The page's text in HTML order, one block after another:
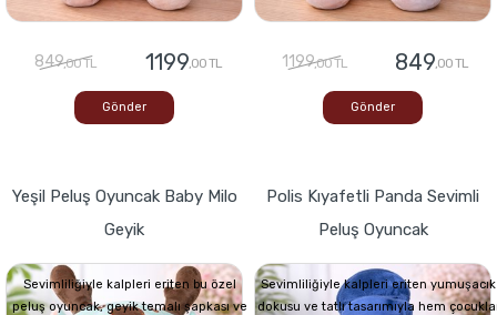
849,00 TL 1199,00 TL
Gönder
1199,00 TL 849,00 TL
Gönder
Yeşil Peluş Oyuncak Baby Milo
Geyik
Sevimliliğiyle kalpleri eriten bu özel
peluş oyuncak, geyik temalı şapkası ve
Polis Kıyafetli Panda Sevimli
Peluş Oyuncak
Sevimliliğiyle kalpleri eriten yumuşacık
dokusu ve tatlı tasarımıyla hem